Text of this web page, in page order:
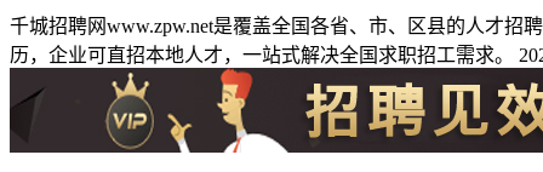
千城招聘网www.zpw.net是覆盖全国各省、市、区县的人才
历，企业可直招本地人才，一站式解决全国求职招工需求。